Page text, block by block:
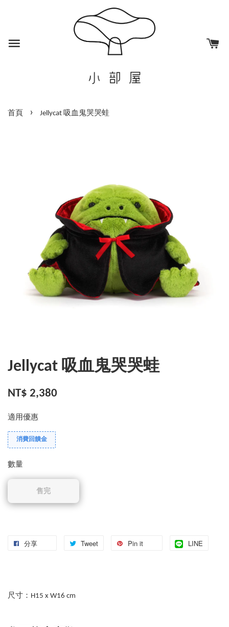
首頁 › Jellycat 吸血鬼哭哭蛙
Jellycat 吸血鬼哭哭蛙
NT$ 2,380
適用優惠
消費回饋金
數量
售完
分享 Tweet Pin it LINE
尺寸：H15 x W16 cm